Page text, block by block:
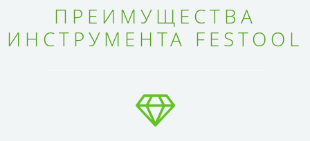
ПРЕИМУЩЕСТВА
ИНСТРУМЕНТА FESTOOL